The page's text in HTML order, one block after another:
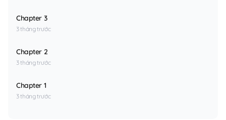
Chapter 3
3 tháng trước
Chapter 2
3 tháng trước
Chapter 1
3 tháng trước